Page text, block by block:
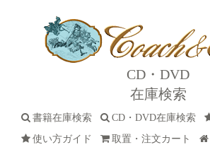
CD・DVD
在庫検索
書籍在庫検索 CD・DVD在庫検索
使い方ガイド
取置・注文カート